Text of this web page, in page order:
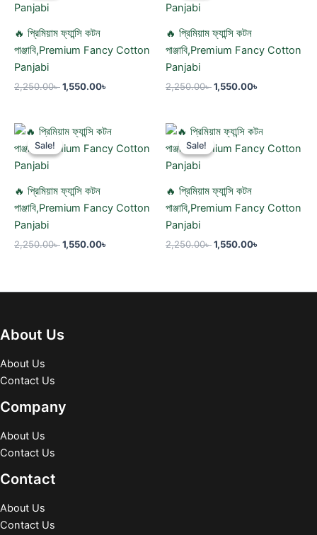
🔥 প্রিমিয়াম ফ্যান্সি কটন
পাঞ্জাবি,Premium Fancy Cotton
Panjabi
2,250.00৳1,550.00৳
🔥 প্রিমিয়াম ফ্যান্সি কটন
পাঞ্জাবি,Premium Fancy Cotton
Panjabi
2,250.00৳1,550.00৳
Sale!
Sale!
🔥 প্রিমিয়াম ফ্যান্সি কটন
পাঞ্জাবি,Premium Fancy Cotton
Panjabi
2,250.00৳
Original
price
was:
1,550.00৳
Current
is:
Sale!
Sale!
🔥 প্রিমিয়াম ফ্যান্সি কটন
পাঞ্জাবি,Premium Fancy Cotton
Panjabi
2,250.00৳
Original
price
was:
1,550.00৳
Current
is:
About Us
About Us
Contact Us
Company
About Us
Contact Us
Contact
About Us
Contact Us